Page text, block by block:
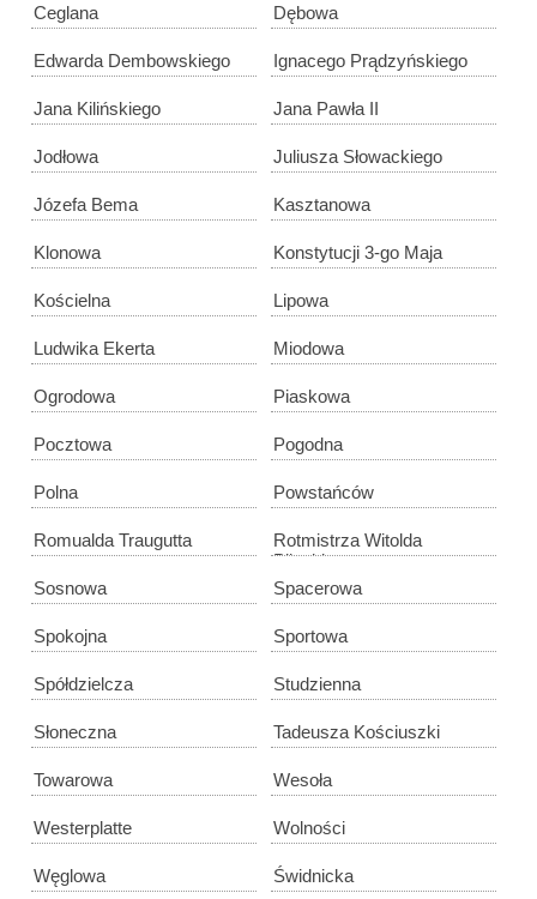
Ceglana Dębowa
Edwarda Dembowskiego Ignacego Prądzyńskiego
Jana Kilińskiego Jana Pawła II
Jodłowa Juliusza Słowackiego
Józefa Bema Kasztanowa
Klonowa Konstytucji 3-go Maja
Kościelna Lipowa
Ludwika Ekerta Miodowa
Ogrodowa Piaskowa
Pocztowa Pogodna
Polna Powstańców
Romualda Traugutta
Rotmistrza Witolda
Pileckiego
Sosnowa
Spacerowa
Spokojna Sportowa
Spółdzielcza Studzienna
Słoneczna Tadeusza Kościuszki
Towarowa Wesoła
Westerplatte Wolności
Węglowa Świdnicka